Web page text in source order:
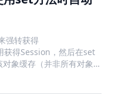
跳转https
import
i